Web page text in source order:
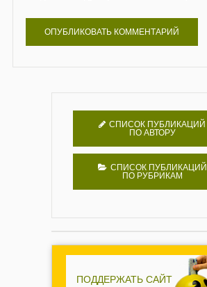
СПИСОК ПУБЛИКАЦИЙ
ПО АВТОРУ
СПИСОК ПУБЛИКАЦИЙ
ПО РУБРИКАМ
ПОДДЕРЖАТЬ САЙТ